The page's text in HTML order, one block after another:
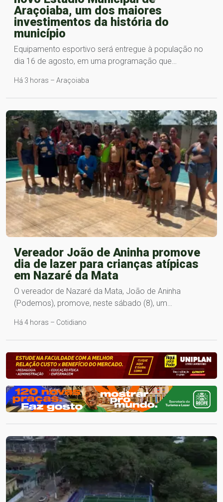
Araçoiaba, um dos maiores
investimentos da história do
município
Equipamento esportivo será entregue à população no
dia 16 de agosto, em uma programação que…
Há 3 horas – Araçoiaba
Vereador João de Aninha promove
dia de lazer para crianças atípicas
em Nazaré da Mata
O vereador de Nazaré da Mata, João de Aninha
(Podemos), promove, neste sábado (8), um…
Há 4 horas – Cotidiano